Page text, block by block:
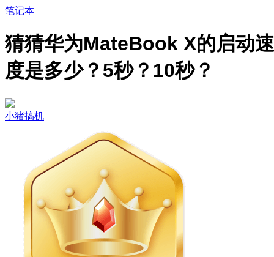
笔记本
猜猜华为MateBook X的启动速
度是多少？5秒？10秒？
小猪搞机